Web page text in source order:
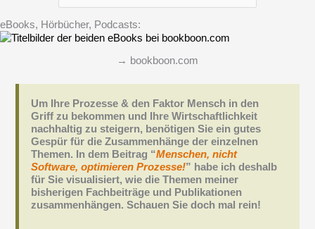
eBooks, Hörbücher, Podcasts:
→ bookboon.com
Um Ihre Prozesse & den Faktor Mensch in den
Griff zu bekommen und Ihre Wirtschaftlichkeit
nachhaltig zu steigern, benötigen Sie ein gutes
Gespür für die Zusammenhänge der einzelnen
Themen. In dem Beitrag “Menschen, nicht
Software, optimieren Prozesse!” habe ich deshalb
für Sie visualisiert, wie die Themen meiner
bisherigen Fachbeiträge und Publikationen
zusammenhängen. Schauen Sie doch mal rein!